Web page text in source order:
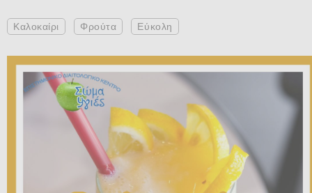
Καλοκαίρι Φρούτα Εύκολη